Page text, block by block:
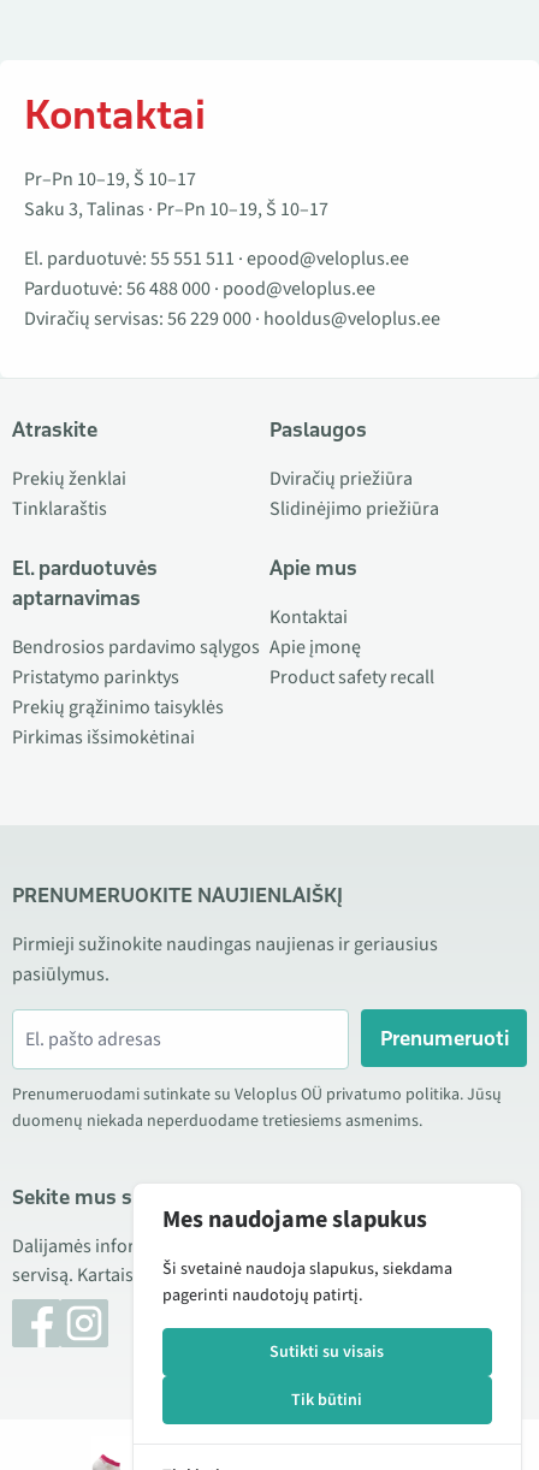
Kontaktai
Pr–Pn 10–19, Š 10–17
Saku 3, Talinas · Pr–Pn 10–19, Š 10–17
El. parduotuvė:55 551 511 ·epood@veloplus.ee
Parduotuvė:56 488 000· pood@veloplus.ee
Dviračių servisas:56 229 000· hooldus@veloplus.ee
Atraskite
Prekių ženklai
Tinklaraštis
El. parduotuvės
aptarnavimas
Bendrosios pardavimo sąlygos
Pristatymo parinktys
Prekių grąžinimo taisyklės
Pirkimas išsimokėtinai
Paslaugos
Dviračių priežiūra
Slidinėjimo priežiūra
Apie mus
Kontaktai
Apie įmonę
Product safety recall
PRENUMERUOKITE NAUJIENLAIŠKĮ
Pirmieji sužinokite naudingas naujienas ir geriausius
pasiūlymus.
Prenumeruoti
Prenumeruodami sutinkate su Veloplus OÜ privatumo politika. Jūsų
duomenų niekada neperduodame tretiesiems asmenims.
Sekite mus socialiniuose tinkluose
Dalijamės informacija apie geras kainas, naujus produktus ir
servisą. Kartais taip pat publikuojame produktų apžvalgas.
© 2026 Veloplus OÜ. Visos teisės saugomos
Mes naudojame slapukus
Ši svetainė naudoja slapukus, siekdama
pagerinti naudotojų patirtį.
Sutikti su visais
Tik būtini